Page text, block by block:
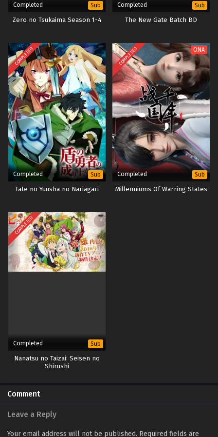
Completed Sub
Zero no Tsukaima Season 1-4
Completed Sub
The New Gate Batch BD
COMPLETED
Completed Sub
Tate no Yuusha no Nariagari
COMPLETED ONA
Completed Sub
Millenniums Of Warring States
COMPLETED
Completed Sub
Nanatsu no Taizai: Seisen no
Shirushi
Comment
Leave a Reply
Your email address will not be published. Required fields are